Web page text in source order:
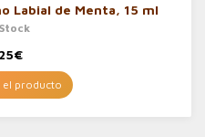
Labial de Menta, 15 ml
€
el producto